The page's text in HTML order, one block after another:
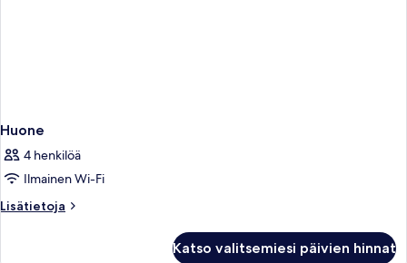
Huone
4 henkilöä
Ilmainen Wi-Fi
Lisätietoja
Lisätietoja
Katso valitsemiesi päivien hinnat